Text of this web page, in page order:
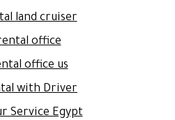
land cruiser
office
office us
with Driver
Service Egypt